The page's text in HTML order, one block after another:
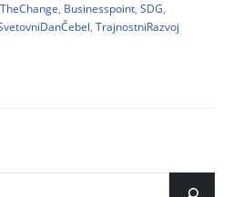
Businesspoint, SDG
TrajnostniRazvoj